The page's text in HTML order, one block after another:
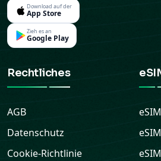
Download auf der
App Store
Zieh es an
Google Play
Rechtliches
AGB
Datenschutz
Cookie-Richtlinie
eSIM
eSIM
eSIM